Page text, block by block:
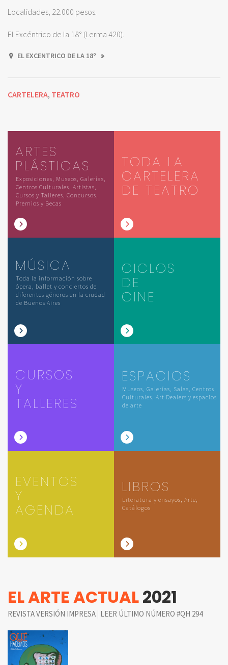
Localidades, 22.000 pesos.
El Excéntrico de la 18° (Lerma 420).
EL EXCENTRICO DE LA 18º
CARTELERA, TEATRO
ARTES
PLÁSTICAS
Exposiciones, Museos, Galerías,
Centros Culturales, Artistas,
Cursos y Talleres, Concursos,
Premios y Becas
TODA LA
CARTELERA
DE TEATRO
MÚSICA
Toda la información sobre
ópera, ballet y conciertos de
diferentes géneros en la ciudad
de Buenos Aires
CICLOS
DE
CINE
CURSOS
Y
TALLERES
ESPACIOS
Museos, Galerías, Salas, Centros
Culturales, Art Dealers y espacios
de arte
EVENTOS
Y
AGENDA
LIBROS
Literatura y ensayos, Arte,
Catálogos
EL ARTE ACTUAL2021
REVISTA VERSIÓN IMPRESA | LEER ÚLTIMO NÚMERO #QH 294